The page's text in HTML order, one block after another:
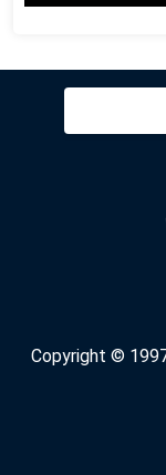
Ricerca
Copyright ©